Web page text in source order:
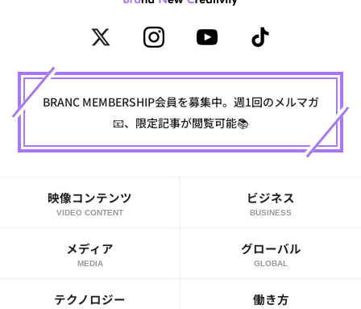
BRANC MEMBERSHIP会員を募集中。週1回のメルマガ
📧、限定記事が閲覧可能📚
映像コンテンツ
VIDEO CONTENT
ビジネス
BUSINESS
メディア
MEDIA
グローバル
GLOBAL
テクノロジー 働き方